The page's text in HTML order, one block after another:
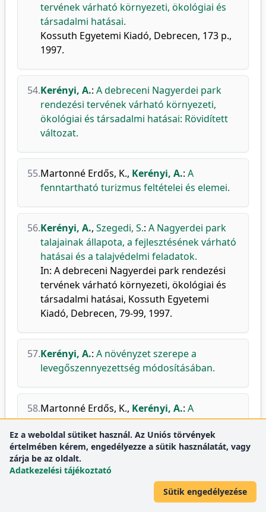
tervének várható környezeti, ökológiai és
társadalmi hatásai.
Kossuth Egyetemi Kiadó, Debrecen, 173 p.,
1997.
54.Kerényi, A.: A debreceni Nagyerdei park
rendezési tervének várható környezeti,
ökológiai és társadalmi hatásai: Rövidített
változat.
55.Martonné Erdős, K., Kerényi, A.: A
fenntartható turizmus feltételei és elemei.
56.Kerényi, A., Szegedi, S.: A Nagyerdei park
talajainak állapota, a fejlesztésének várható
hatásai és a talajvédelmi feladatok.
In: A debreceni Nagyerdei park rendezési
tervének várható környezeti, ökológiai és
társadalmi hatásai, Kossuth Egyetemi
Kiadó, Debrecen, 79-99, 1997.
57.Kerényi, A.: A növényzet szerepe a
levegőszennyezettség módosításában.
58.Martonné Erdős, K., Kerényi, A.: A
települések teherbíró képességének
meghatározása.
59.Martonné Erdős, K.
természeti táj és az épített környezet
Ez a weboldal sütiket használ. Az Uniós törvények
értelmében kérem, engedélyezze a sütik használatát, vagy
zárja be az oldalt.
Adatkezelési tájékoztató
Sütik engedélyezése